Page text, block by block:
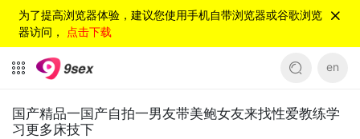
为了提高浏览器体验，建议您使用手机自带浏览器或谷歌浏览
器访问， 点击下载
en
国产精品一国产自拍一男友带美鲍女友来找性爱教练学
习更多床技下